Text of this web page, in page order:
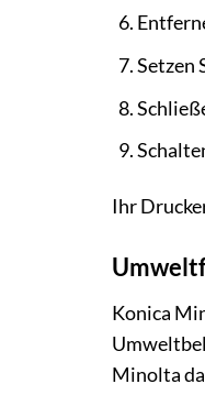
Setzen
Ihr
Konica
Minolta